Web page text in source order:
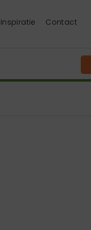
Inspiratie Contact